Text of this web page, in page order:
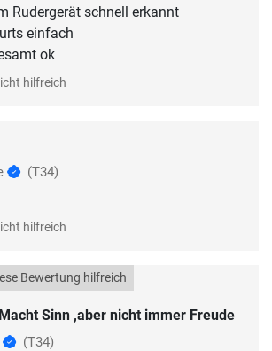
Rudergerät schnell erkannt
einfach
ok
hilfreich
(T34)
hilfreich
Macht Sinn ,aber nicht immer Freude
Bewertung hilfreich
(T34)